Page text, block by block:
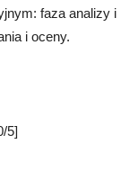
faza analizy i
i oceny.
5]